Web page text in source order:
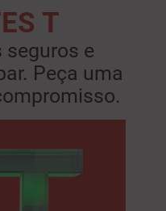
T
seguros e
Peça uma